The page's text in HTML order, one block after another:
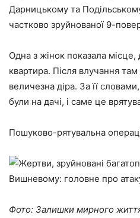
Дарницькому та
частково зруйнованої 9-
Одна з жінок показала місце,
квартира. Після влучання
величезна діра. За її
були на дачі, і саме це
Пошуково-рятувальна
Фото: Залишки мирного